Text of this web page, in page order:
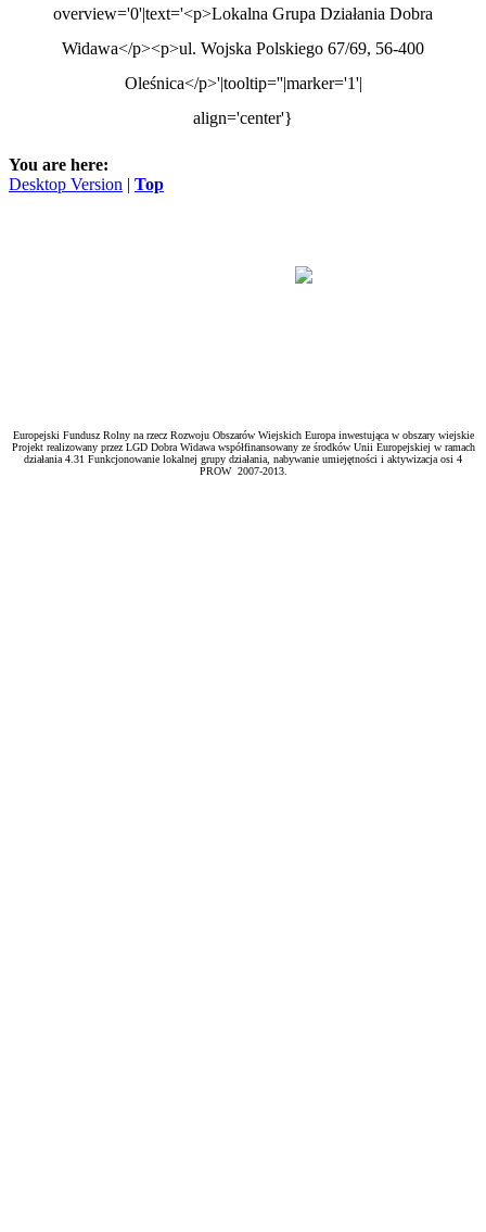
overview='0'|text='<p>Lokalna Grupa Działania Dobra
Widawa</p><p>ul. Wojska Polskiego 67/69, 56-400
Oleśnica</p>'|tooltip=''|marker='1'|
align='center'}
You are here:
Desktop Version | Top
Europejski Fundusz Rolny na rzecz Rozwoju Obszarów Wiejskich Europa inwestująca w obszary wiejskie
Projekt realizowany przez LGD Dobra Widawa współfinansowany ze środków Unii Europejskiej w ramach
działania 4.31 Funkcjonowanie lokalnej grupy działania, nabywanie umiejętności i aktywizacja osi 4
PROW 2007-2013.